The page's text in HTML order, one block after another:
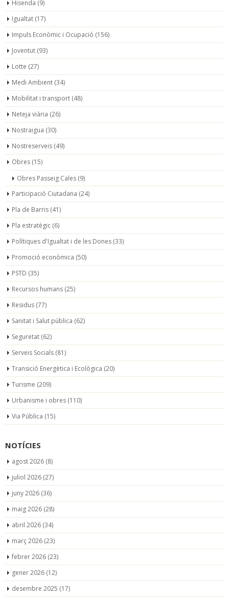
Hisenda (9)
Igualtat (17)
Impuls Econòmic i Ocupació (156)
Joventut (93)
Lotte (27)
Medi Ambient (34)
Mobilitat i transport (48)
Neteja viària (26)
Nostraigua (30)
Nostreserveis (49)
Obres (15)
Obres Passeig Cales (9)
Participació Ciutadana (24)
Pla de Barris (41)
Pla estratègic (6)
Polítiques d'Igualtat i de les Dones (33)
Promoció econòmica (50)
PSTD (35)
Recursos humans (25)
Residus (77)
Sanitat i Salut pública (62)
Seguretat (62)
Serveis Socials (81)
Transició Energètica i Ecològica (20)
Turisme (209)
Urbanisme i obres (110)
Via Pública (15)
NOTÍCIES
agost 2026 (8)
juliol 2026 (27)
juny 2026 (36)
maig 2026 (28)
abril 2026 (34)
març 2026 (23)
febrer 2026 (23)
gener 2026 (12)
desembre 2025 (17)